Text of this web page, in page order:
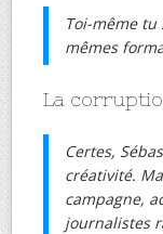
Toi-même tu
mêmes
La
Certes,
créativité.
campagne,
journalistes